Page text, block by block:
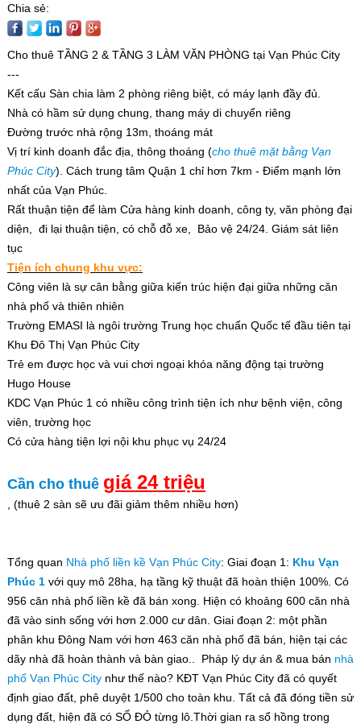
Chia sẻ:
Cho thuê TẦNG 2 & TẦNG 3 LÀM VĂN PHÒNG tại Vạn Phúc City
---
Kết cấu Sàn chia làm 2 phòng riêng biệt, có máy lạnh đầy đủ.
Nhà có hầm sử dụng chung, thang máy di chuyển riêng
Đường trước nhà rộng 13m, thoáng mát
Vị trí kinh doanh đắc địa, thông thoáng (cho thuê mặt bằng Vạn
Phúc City). Cách trung tâm Quận 1 chỉ hơn 7km - Điểm mạnh lớn
nhất của Vạn Phúc.
Rất thuận tiện để làm Cửa hàng kinh doanh, công ty, văn phòng đại
diện, đi lại thuận tiện, có chỗ đỗ xe, Bảo vệ 24/24. Giám sát liên
tục
Tiện ích chung khu vực:
Công viên là sự cân bằng giữa kiến trúc hiện đại giữa những căn
nhà phố và thiên nhiên
Trường EMASI là ngôi trường Trung học chuẩn Quốc tế đầu tiên tại
Khu Đô Thị Vạn Phúc City
Trẻ em được học và vui chơi ngoại khóa năng động tại trường
Hugo House
KDC Vạn Phúc 1 có nhiều công trình tiện ích như bệnh viện, công
viên, trường học
Có cửa hàng tiện lợi nội khu phục vụ 24/24
Cần cho thuê giá 24 triệu
, (thuê 2 sàn sẽ ưu đãi giảm thêm nhiều hơn)
Tổng quan Nhà phố liền kề Vạn Phúc City: Giai đoạn 1: Khu Vạn
Phúc 1với quy mô 28ha, hạ tầng kỹ thuật đã hoàn thiện 100%. Có
956 căn nhà phố liền kề đã bán xong. Hiện có khoảng 600 căn nhà
đã vào sinh sống với hơn 2.000 cư dân. Giai đoạn 2: một phần
phân khu Đông Nam với hơn 463 căn nhà phố đã bán, hiện tại các
dãy nhà đã hoàn thành và bàn giao.. Pháp lý dự án & mua bán nhà
phố Vạn Phúc Citynhư thế nào? KĐT Vạn Phúc City đã có quyết
định giao đất, phê duyệt 1/500 cho toàn khu. Tất cả đã đóng tiền sử
dụng đất, hiện đã có SỔ ĐỎ từng lô.Thời gian ra sổ hồng trong